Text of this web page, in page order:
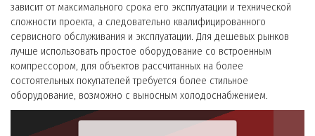
зависит от максимального срока его эксплуатации и технической
сложности проекта, а следовательно квалифицированного
сервисного обслуживания и эксплуатации. Для дешевых рынков
лучше использовать простое оборудование со встроенным
компрессором, для объектов рассчитанных на более
состоятельных покупателей требуется более стильное
оборудование, возможно с выносным холодоснабжением.